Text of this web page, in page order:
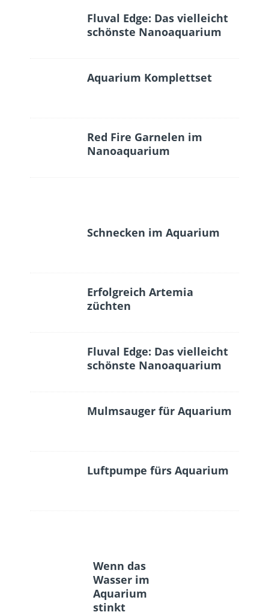
Fluval Edge: Das vielleicht
schönste Nanoaquarium
Aquarium Komplettset
Red Fire Garnelen im
Nanoaquarium
Schnecken im Aquarium
Erfolgreich Artemia
züchten
Fluval Edge: Das vielleicht
schönste Nanoaquarium
Mulmsauger für Aquarium
Luftpumpe fürs Aquarium
Wenn das
Wasser im
Aquarium
stinkt